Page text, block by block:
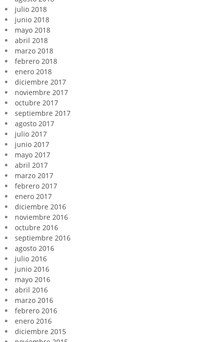
julio 2018
junio 2018
mayo 2018
abril 2018
marzo 2018
febrero 2018
enero 2018
diciembre 2017
noviembre 2017
octubre 2017
septiembre 2017
agosto 2017
julio 2017
junio 2017
mayo 2017
abril 2017
marzo 2017
febrero 2017
enero 2017
diciembre 2016
noviembre 2016
octubre 2016
septiembre 2016
agosto 2016
julio 2016
junio 2016
mayo 2016
abril 2016
marzo 2016
febrero 2016
enero 2016
diciembre 2015